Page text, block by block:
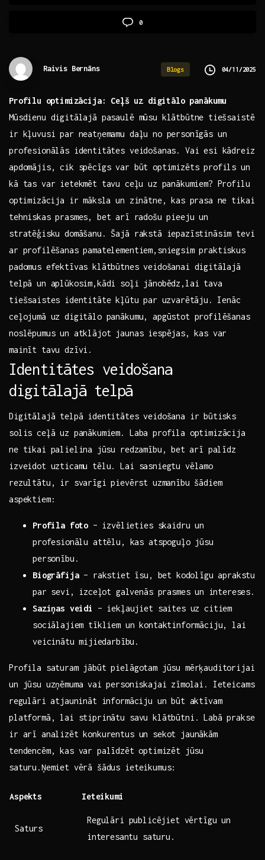
0
Raivis Bernāns Blogs 04/11/2025
Profilu⁣ optimizācija: Ceļš⁣ uz digitālo panākumu
Mūsdienu digitālajā pasaulē ​mūsu klātbūtne ⁢tiešsaistē
ir kļuvusi par‍ neatņemamu daļu no personīgās un
profesionālās identitātes veidošanas. Vai esi kādreiz
apdomājis, cik spēcīgs var būt optimizēts profils⁢ un
kā tas var ietekmēt tavu ⁤ceļu uz panākumiem? Profilu
⁣optimizācija ir māksla un zinātne, kas​ prasa ne tikai
tehniskas ‌prasmes, bet arī⁢ radošu pieeju un
stratēģisku domāšanu. Šajā rakstā iepazīstināsim tevi
ar profilēšanas pamatelementiem,sniegsim praktiskus
padomus‍ efektīvas klātbūtnes veidošanai digitālajā⁤
telpā un aplūkosim,kādi soļi jānobēdz,lai tava
tiešsaistes identitāte⁤ kļūtu par uzvarētāju. ⁣Ienāc
ceļojumā ​uz digitālo panākumu, apgūstot profilēšanas
‌noslēpumus un atklājot jaunas iespējas, ⁢kas var
mainīt tavu‍ dzīvi.
Identitātes veidošana
digitālajā ⁣telpā
Digitālajā telpā identitātes veidošana ir⁣ būtisks
solis ceļā uz panākumiem. Laba profila optimizācija
‍ne tikai palielina⁢ jūsu redzamību, bet ⁣arī palīdz
izveidot uzticamu tēlu. Lai ‍sasniegtu ‌vēlamo
rezultātu, ir svarīgi⁤ pievērst uzmanību šādiem
aspektiem:
Profila foto –⁤ izvēlieties‍ skaidru un
profesionālu attēlu, kas atspoguļo⁢ jūsu
personību.
Biogrāfija– rakstiet īsu, ⁤bet kodolīgu aprakstu
par sevi,⁤ izceļot galvenās prasmes ⁢un intereses.
Saziņas​ veidi
– iekļaujiet‌ saites ‍uz citiem
sociālajiem‍ tīkliem ‌un kontaktinformāciju,​ lai
veicinātu⁢ mijiedarbību.
Profila saturam jābūt pielāgotam jūsu mērķauditorijai
un jūsu uzņēmuma ⁤vai personiskajai zīmolai. Ieteicams
⁣regulāri atjaunināt informāciju un būt aktīvam
platformā, lai ‌stiprinātu savu ‍klātbūtni. Labā prakse‍
ir arī analizēt konkurentus un sekot​ jaunākām
tendencēm, kas var palīdzēt ⁣optimizēt jūsu ​
saturu.Ņemiet vērā šādus ‍ieteikumus:
Aspekts Ieteikumi
Saturs
Regulāri publicējiet vērtīgu un
⁢interesantu saturu.